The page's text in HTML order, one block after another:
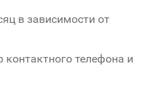
в зависимости от
телефона и